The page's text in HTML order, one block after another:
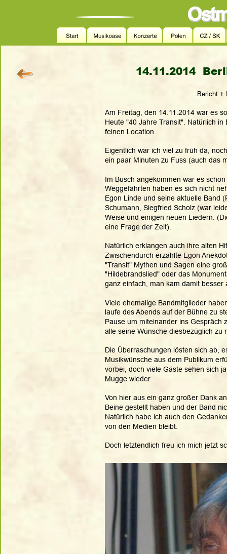
14.11.2014
Bericht +
Am Freitag, den 14.11.2014 war es
Heute "40 Jahre Transit". Natürlich
feinen Location.
Eigentlich war ich viel zu früh da,
ein paar Minuten zu Fuss (auch das
Im Busch angekommen war es
Weggefährten haben es sich nicht
Egon Linde und seine aktuelle Band
Schumann, Siegfried Scholz (war
Weise und einigen neuen Liedern.
eine Frage der Zeit).
Natürlich erklangen auch ihre alten
Zwischendurch erzählte Egon
"Transit" Mythen und Sagen eine
"Hildebrandslied" oder das
ganz einfach, man kam damit besser
Viele ehemalige Bandmitglieder
laufe des Abends auf der Bühne zu
Pause um miteinander ins
alle seine Wünsche diesbezüglich zu
Die Überraschungen lösten sich ab,
Musikwünsche aus dem Publikum
vorbei, doch viele Gäste sehen sich
Mugge wieder.
Von hier aus ein ganz großer Dank
Beine gestellt haben und der Band
Natürlich habe ich auch den
von den Medien bleibt.
Doch letztendlich freu ich mich jetzt